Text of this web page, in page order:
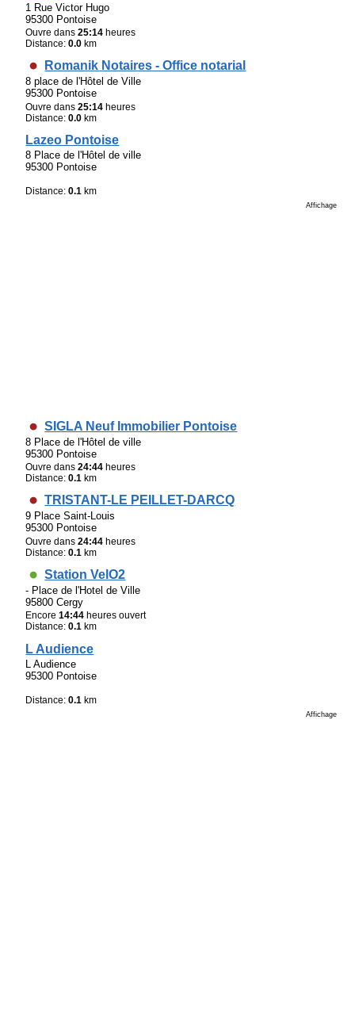
1 Rue Victor Hugo
95300 Pontoise
Ouvre dans25:14 heures
Distance:0.0 km
Romanik Notaires - Office notarial
8 place de l'Hôtel de Ville
95300 Pontoise
Ouvre dans25:14 heures
Distance:0.0 km
Lazeo Pontoise
8 Place de l'Hôtel de ville
95300 Pontoise
Distance:0.1 km
Affichage
SIGLA Neuf Immobilier Pontoise
8 Place de l'Hôtel de ville
95300 Pontoise
Ouvre dans24:44 heures
Distance:0.1 km
TRISTANT-LE PEILLET-DARCQ
9 Place Saint-Louis
95300 Pontoise
Ouvre dans24:44 heures
Distance:0.1 km
Station VelO2
- Place de l'Hotel de Ville
95800 Cergy
Encore14:44 heures ouvert
Distance:0.1 km
L Audience
L Audience
95300 Pontoise
Distance:0.1 km
Affichage